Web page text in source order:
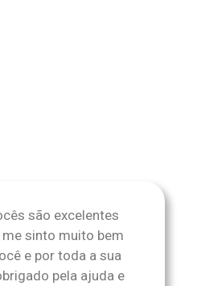
são excelentes
sinto muito bem
e por toda a sua
pela ajuda e